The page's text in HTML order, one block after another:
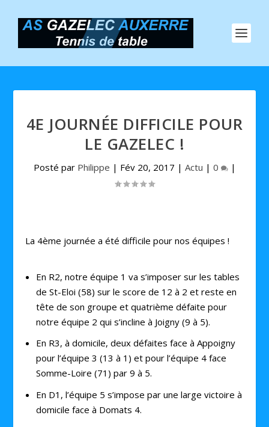
4E JOURNÉE DIFFICILE POUR
LE GAZELEC !
Posté par Philippe | Fév 20, 2017 | Actu | 0 |
La 4ème journée a été difficile pour nos équipes !
En R2, notre équipe 1 va s’imposer sur les tables
de St-Eloi (58) sur le score de 12 à 2 et reste en
tête de son groupe et quatrième défaite pour
notre équipe 2 qui s’incline à Joigny (9 à 5).
En R3, à domicile, deux défaites face à Appoigny
pour l’équipe 3 (13 à 1) et pour l’équipe 4 face
Somme-Loire (71) par 9 à 5.
En D1, l’équipe 5 s’impose par une large victoire à
domicile face à Domats 4.